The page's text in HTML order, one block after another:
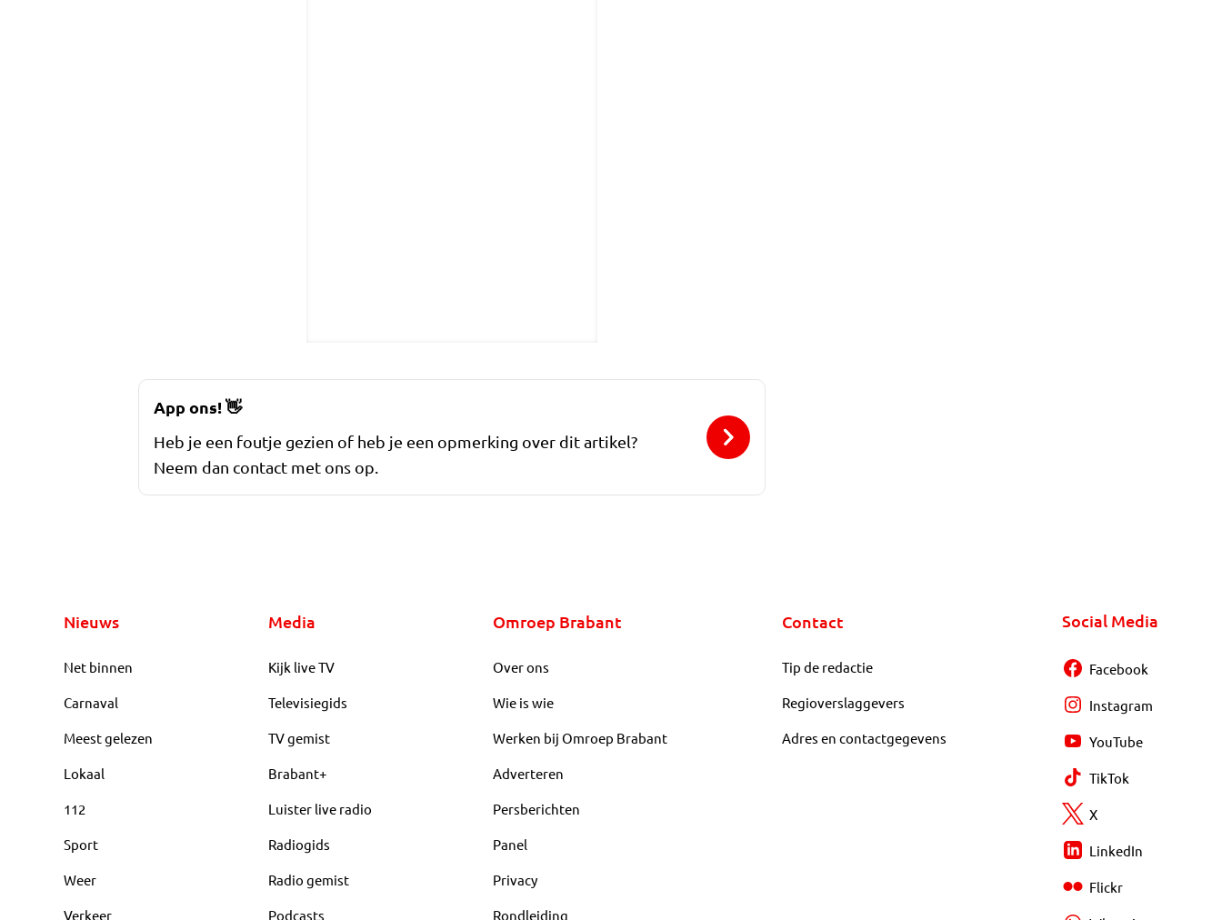
App ons!👋
Heb je een foutje gezien of heb je een opmerking over dit artikel?
Neem dan contact met ons op.
Nieuws
Net binnen
Carnaval
Meest gelezen
Lokaal
112
Sport
Weer
Verkeer
Media
Kijk live TV
Televisiegids
TV gemist
Brabant+
Luister live radio
Radiogids
Radio gemist
Podcasts
Omroep Brabant
Over ons
Wie is wie
Werken bij Omroep Brabant
Adverteren
Persberichten
Panel
Privacy
Rondleiding
Contact
Tip de redactie
Regioverslaggevers
Adres en contactgegevens
Social Media
Facebook
Instagram
YouTube
TikTok
X
LinkedIn
Flickr